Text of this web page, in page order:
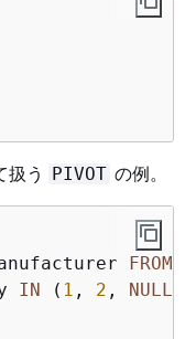
扱う PIVOT の例。
FROM
IN ( 1 , 2 , NULL